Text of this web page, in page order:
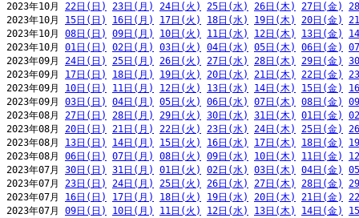
2023年10月 22日(日) 23日(月) 24日(火) 25日(水) 26日(木) 27日(金)
2023年10月 15日(日) 16日(月) 17日(火) 18日(水) 19日(木) 20日(金)
2023年10月 08日(日) 09日(月) 10日(火) 11日(水) 12日(木) 13日(金)
2023年10月 01日(日) 02日(月) 03日(火) 04日(水) 05日(木) 06日(金)
2023年09月 24日(日) 25日(月) 26日(火) 27日(水) 28日(木) 29日(金)
2023年09月 17日(日) 18日(月) 19日(火) 20日(水) 21日(木) 22日(金)
2023年09月 10日(日) 11日(月) 12日(火) 13日(水) 14日(木) 15日(金)
2023年09月 03日(日) 04日(月) 05日(火) 06日(水) 07日(木) 08日(金)
2023年08月 27日(日) 28日(月) 29日(火) 30日(水) 31日(木) 01日(金)
2023年08月 20日(日) 21日(月) 22日(火) 23日(水) 24日(木) 25日(金)
2023年08月 13日(日) 14日(月) 15日(火) 16日(水) 17日(木) 18日(金)
2023年08月 06日(日) 07日(月) 08日(火) 09日(水) 10日(木) 11日(金)
2023年07月 30日(日) 31日(月) 01日(火) 02日(水) 03日(木) 04日(金)
2023年07月 23日(日) 24日(月) 25日(火) 26日(水) 27日(木) 28日(金)
2023年07月 16日(日) 17日(月) 18日(火) 19日(水) 20日(木) 21日(金)
2023年07月 09日(日) 10日(月) 11日(火) 12日(水) 13日(木) 14日(金)